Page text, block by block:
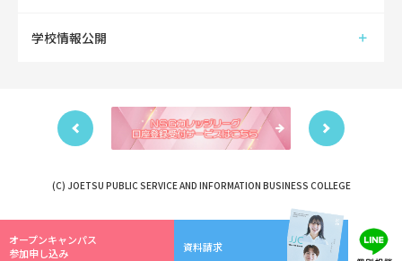
学校情報公開
(C) JOETSU PUBLIC SERVICE AND INFORMATION BUSINESS COLLEGE
オープンキャンパス
参加申し込み
資料請求